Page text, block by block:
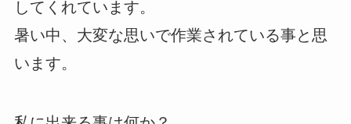
してくれています。
暑い中、大変な思いで作業されている事と思
います。